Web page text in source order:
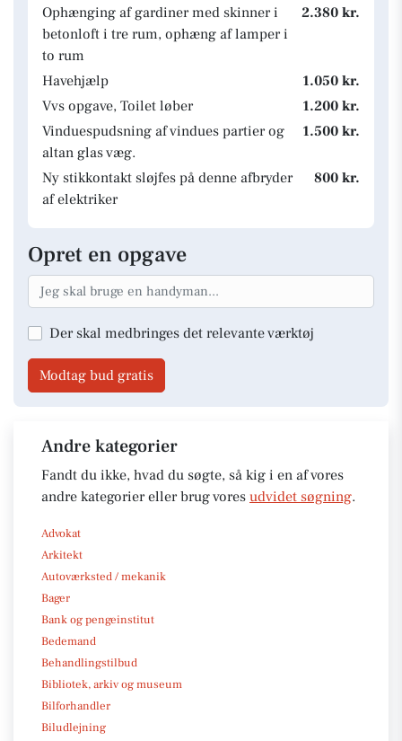
Ophænging af gardiner med skinner i
betonloft i tre rum, ophæng af lamper i
to rum
2.380 kr.
Havehjælp
1.050 kr.
Vvs opgave, Toilet løber
1.200 kr.
Vinduespudsning af vindues partier og
altan glas væg.
1.500 kr.
Ny stikkontakt sløjfes på denne afbryder
af elektriker
800 kr.
Opret en opgave
Der skal medbringes det relevante værktøj
Modtag bud gratis
Andre kategorier
Fandt du ikke, hvad du søgte, så kig i en af vores
andre kategorier eller brug vores udvidet søgning.
Advokat
Arkitekt
Autoværksted / mekanik
Bager
Bank og pengeinstitut
Bedemand
Behandlingstilbud
Bibliotek, arkiv og museum
Bilforhandler
Biludlejning